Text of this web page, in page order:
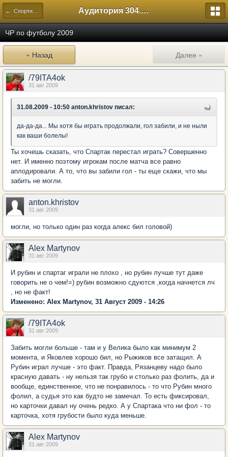
← Спортивный Аудитория 304. История России
ЧР по футболу 2009
« Назад Далее »
/79ITA4ok
31 авг 2009
31.08.2009 - 10:50 anton.khristov писал:
да-да-да... Мы хотя бы играть продолжали, гол забили, и не ныли
как ваши болелы!
Ты хочешь сказать, что Спартак перестал играть? Совершенно
нет. И именно поэтому игрокам после матча все равно
аплодировали. А то, что вы забили гол - ты еще скажи, что мы
забить не могли.
anton.khristov
31 авг 2009
могли, но только один раз когда алекс бил головой)
Alex Martynov
31 авг 2009
И рубин и спартаг играли не плохо , но рубин лучше тут даже
говорить не о чем!=) рубин возможно сдуются ,когда начнется лч
, но не факт!
Изменено: Alex Martynov, 31 Август 2009 - 14:26
/79ITA4ok
31 авг 2009
Забить могли больше - там и у Велика было как минимум 2
момента, и Яковлев хорошо бил, но Рыжиков все затащил. А
Рубин играл лучше - это факт. Правда, Рязанцеву надо было
красную давать - ну нельзя так грубо и столько раз фолить, да и
вообще, единственное, что не понравилось - то что Рубин много
фолил, а судья это как будто не замечал. То есть фиксировал,
но карточки давал ну очень редко. А у Спартака что ни фол - то
карточка, хотя грубости было куда меньше.
Alex Martynov
31 авг 2009